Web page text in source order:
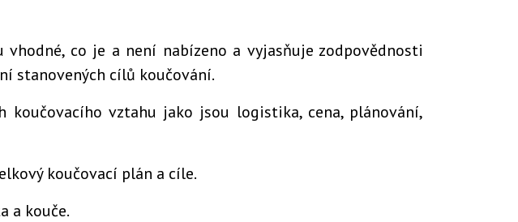
co je a není nabízeno a vyjasňuje zodpovědnosti
stanovených cílů koučování.
koučovacího vztahu jako jsou logistika, cena, plánování,
koučovací plán a cíle.
a kouče.